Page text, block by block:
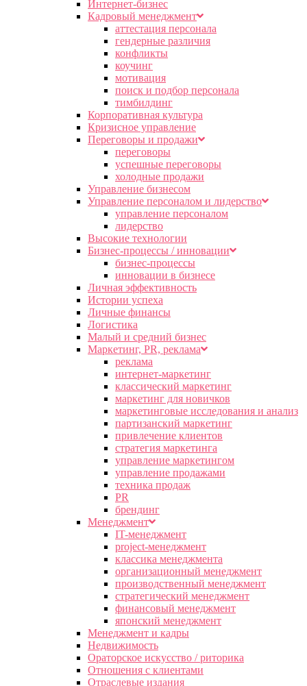
Интернет-бизнес
Кадровый менеджмент
аттестация персонала
гендерные различия
конфликты
коучинг
мотивация
поиск и подбор персонала
тимбилдинг
Корпоративная культура
Кризисное управление
Переговоры и продажи
переговоры
успешные переговоры
холодные продажи
Управление бизнесом
Управление персоналом и лидерство
управление персоналом
лидерство
Высокие технологии
Бизнес-процессы / инновации
бизнес-процессы
инновации в бизнесе
Личная эффективность
Истории успеха
Личные финансы
Логистика
Малый и средний бизнес
Маркетинг, PR, реклама
реклама
интернет-маркетинг
классический маркетинг
маркетинг для новичков
маркетинговые исследования и анализ
партизанский маркетинг
привлечение клиентов
стратегия маркетинга
управление маркетингом
управление продажами
техника продаж
PR
брендинг
Менеджмент
IT-менеджмент
project-менеджмент
классика менеджмента
организационный менеджмент
производственный менеджмент
стратегический менеджмент
финансовый менеджмент
японский менеджмент
Менеджмент и кадры
Недвижимость
Ораторское искусство / риторика
Отношения с клиентами
Отраслевые издания